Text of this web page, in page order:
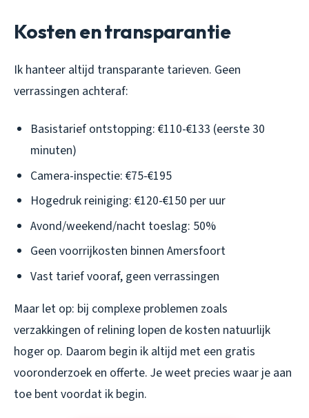
Kosten en transparantie
Ik hanteer altijd transparante tarieven. Geen
verrassingen achteraf:
Basistarief ontstopping: €110-€133 (eerste 30
minuten)
Camera-inspectie: €75-€195
Hogedruk reiniging: €120-€150 per uur
Avond/weekend/nacht toeslag: 50%
Geen voorrijkosten binnen Amersfoort
Vast tarief vooraf, geen verrassingen
Maar let op: bij complexe problemen zoals
verzakkingen of relining lopen de kosten natuurlijk
hoger op. Daarom begin ik altijd met een gratis
vooronderzoek en offerte. Je weet precies waar je aan
toe bent voordat ik begin.